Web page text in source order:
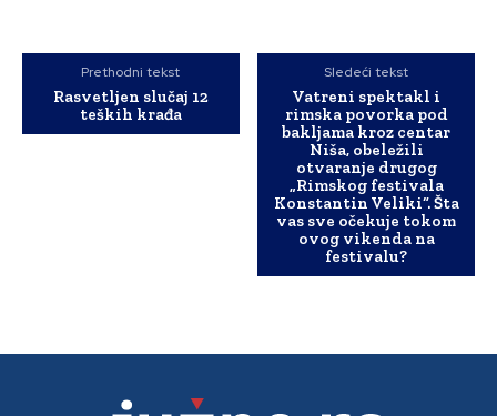
Prethodni tekst
Rasvetljen slučaj 12
teških krađa
Sledeći tekst
Vatreni spektakl i
rimska povorka pod
bakljama kroz centar
Niša, obeležili
otvaranje drugog
„Rimskog festivala
Konstantin Veliki“. Šta
vas sve očekuje tokom
ovog vikenda na
festivalu?